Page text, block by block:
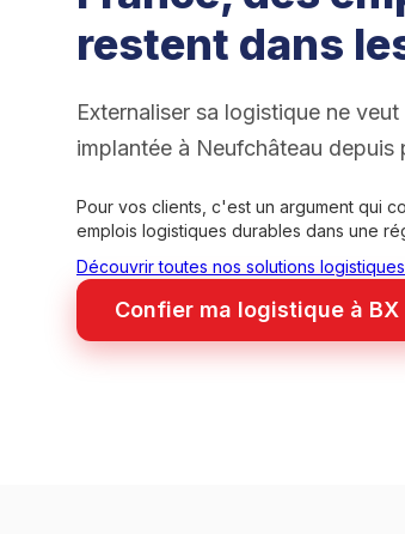
restent dans
Externaliser sa logistique ne
implantée à Neufchâteau
Pour vos clients, c'est un argument qui
emplois logistiques durables dans une
Découvrir toutes nos solutions
Confier ma logistique à BX